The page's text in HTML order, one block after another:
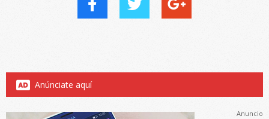
Anúnciate aquí
Anuncio